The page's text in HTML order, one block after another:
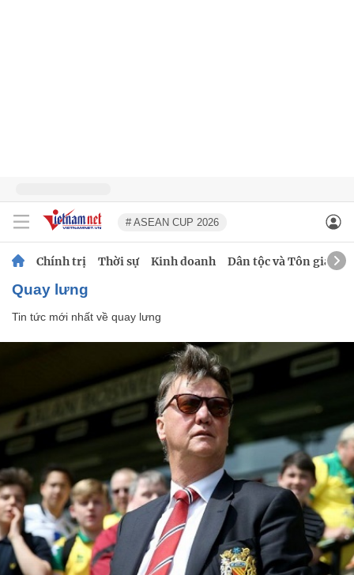
# ASEAN CUP 2026
Chính trị Thời sự Kinh doanh Dân tộc và Tôn giáo
quay lưng
Tin tức mới nhất về quay lưng